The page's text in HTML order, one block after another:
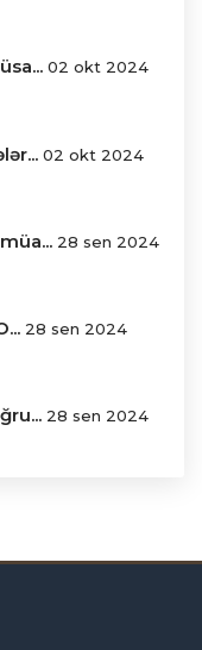
02 okt 2024
02 okt 2024
28 sen 2024
28 sen 2024
28 sen 2024